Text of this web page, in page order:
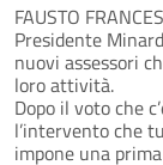
FAUSTO
Presidente
nuovi assessori
loro attività.
Dopo il voto che
l’intervento che
impone una